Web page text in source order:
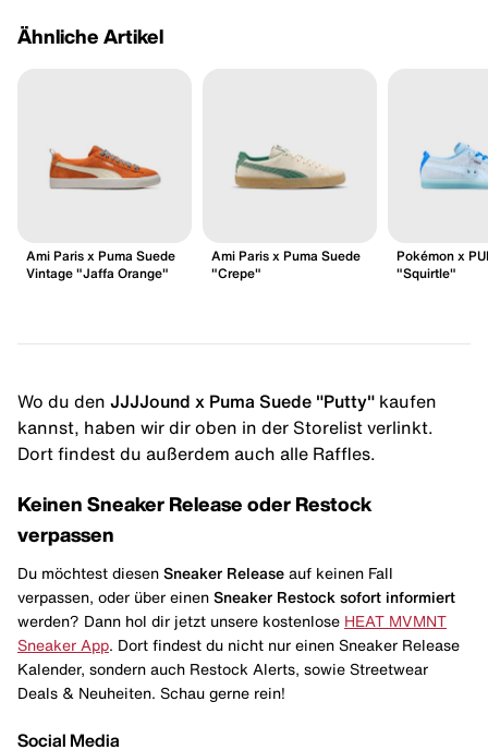
Ähnliche Artikel
Ami Paris x Puma Suede
Vintage "Jaffa Orange"
Ami Paris x Puma Suede
"Crepe"
Pokémon x
"Squirtle"
Wo du den JJJJound x Puma Suede "Putty" kaufen
kannst, haben wir dir oben in der Storelist verlinkt.
Dort findest du außerdem auch alle Raffles.
Keinen Sneaker Release oder Restock
verpassen
Du möchtest diesen Sneaker Release auf keinen Fall
verpassen, oder über einen Sneaker Restock sofort informiert
werden? Dann hol dir jetzt unsere kostenlose HEAT MVMNT
Sneaker App . Dort findest du nicht nur einen Sneaker Release
Kalender, sondern auch Restock Alerts, sowie Streetwear
Deals & Neuheiten. Schau gerne rein!
Social Media